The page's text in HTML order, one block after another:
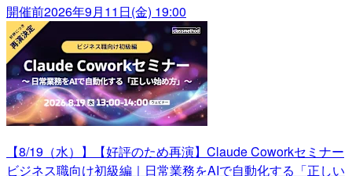
開催前2026年9月11日(金) 19:00
【8/19（水）】【好評のため再演】Claude Coworkセミナー
ビジネス職向け初級編｜日常業務をAIで自動化する「正しい